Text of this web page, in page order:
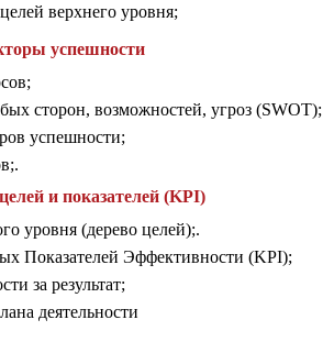
верхнего уровня;
успешности
сторон, возможностей, угроз (SWOT);
успешности;
и показателей (KPI)
уровня (дерево целей);.
Показателей Эффективности (KPI);
за результат;
деятельности